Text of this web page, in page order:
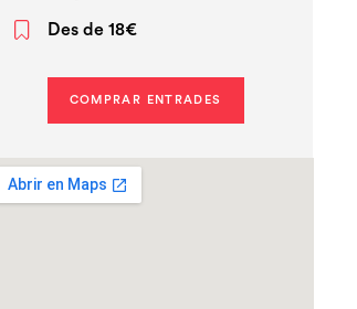
Des de 18€
COMPRAR ENTRADES